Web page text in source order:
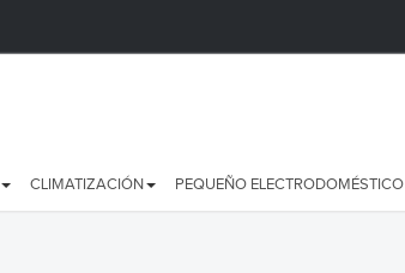
CLIMATIZACIÓN PEQUEÑO ELECTRODOMÉSTICO